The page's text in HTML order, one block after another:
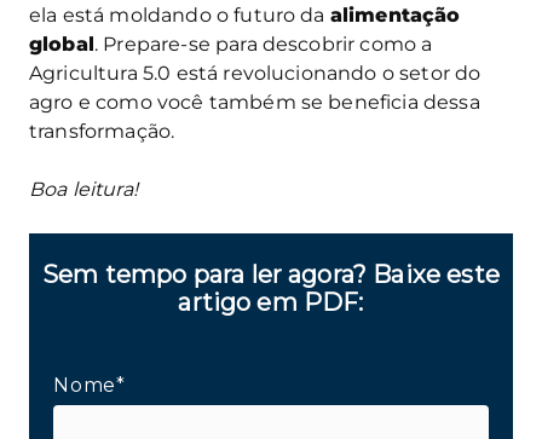
ela está moldando o futuro da alimentação
global. Prepare-se para descobrir como a
Agricultura 5.0 está revolucionando o setor do
agro e como você também se beneficia dessa
transformação.
Boa leitura!
Sem tempo para ler agora? Baixe este
artigo em PDF:
Nome*